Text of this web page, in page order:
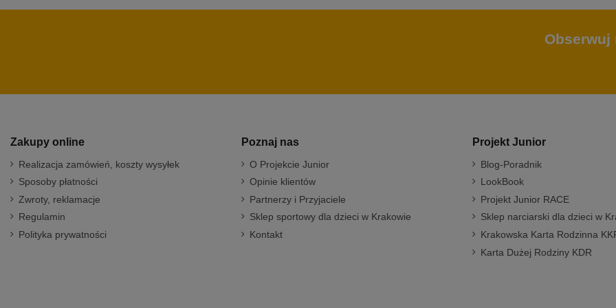
Obserwuj
Zakupy online
Realizacja zamówień, koszty wysyłek
Sposoby płatności
Zwroty, reklamacje
Regulamin
Polityka prywatności
Poznaj nas
O Projekcie Junior
Opinie klientów
Partnerzy i Przyjaciele
Sklep sportowy dla dzieci w Krakowie
Kontakt
Projekt Junior
Blog-Poradnik
LookBook
Projekt Junior RACE
Sklep narciarski dla dzieci w
Krakowska Karta Rodzinna
Karta Dużej Rodziny KDR